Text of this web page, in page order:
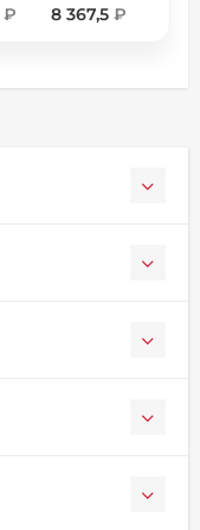
₽ 8 367,5 ₽